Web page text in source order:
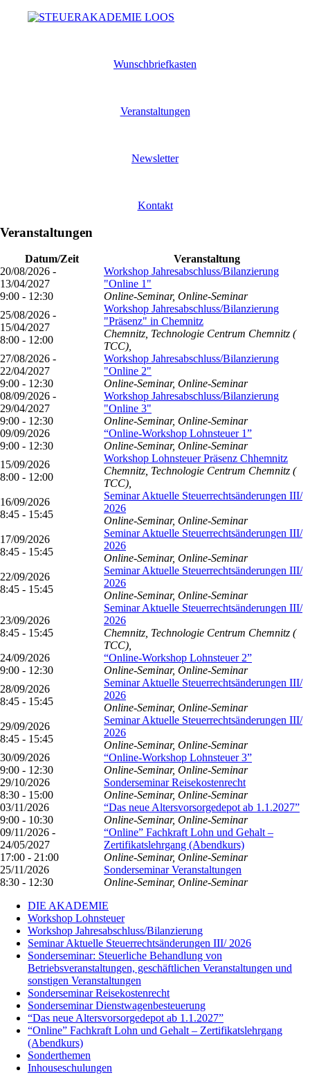
Wunschbriefkasten
Veranstaltungen
Newsletter
Kontakt
Veranstaltungen
Datum/Zeit
Veranstaltung
20/08/2026 -
13/04/2027
9:00 - 12:30
Workshop Jahresabschluss/Bilanzierung
"Online 1"
Online-Seminar, Online-Seminar
25/08/2026 -
15/04/2027
8:00 - 12:00
Workshop Jahresabschluss/Bilanzierung
"Präsenz" in Chemnitz
Chemnitz, Technologie Centrum Chemnitz (
TCC),
27/08/2026 -
22/04/2027
9:00 - 12:30
Workshop Jahresabschluss/Bilanzierung
"Online 2"
Online-Seminar, Online-Seminar
08/09/2026 -
29/04/2027
9:00 - 12:30
Workshop Jahresabschluss/Bilanzierung
"Online 3"
Online-Seminar, Online-Seminar
09/09/2026
9:00 - 12:30
“Online-Workshop Lohnsteuer 1”
Online-Seminar, Online-Seminar
15/09/2026
8:00 - 12:00
Workshop Lohnsteuer Präsenz Chhemnitz
Chemnitz, Technologie Centrum Chemnitz (
TCC),
16/09/2026
8:45 - 15:45
Seminar Aktuelle Steuerrechtsänderungen III/
2026
Online-Seminar, Online-Seminar
17/09/2026
8:45 - 15:45
Seminar Aktuelle Steuerrechtsänderungen III/
2026
Online-Seminar, Online-Seminar
22/09/2026
8:45 - 15:45
Seminar Aktuelle Steuerrechtsänderungen III/
2026
Online-Seminar, Online-Seminar
23/09/2026
8:45 - 15:45
Seminar Aktuelle Steuerrechtsänderungen III/
2026
Chemnitz, Technologie Centrum Chemnitz (
TCC),
24/09/2026
9:00 - 12:30
“Online-Workshop Lohnsteuer 2”
Online-Seminar, Online-Seminar
28/09/2026
8:45 - 15:45
Seminar Aktuelle Steuerrechtsänderungen III/
2026
Online-Seminar, Online-Seminar
29/09/2026
8:45 - 15:45
Seminar Aktuelle Steuerrechtsänderungen III/
2026
Online-Seminar, Online-Seminar
30/09/2026
9:00 - 12:30
“Online-Workshop Lohnsteuer 3”
Online-Seminar, Online-Seminar
29/10/2026
8:30 - 15:00
Sonderseminar Reisekostenrecht
Online-Seminar, Online-Seminar
03/11/2026
9:00 - 10:30
“Das neue Altersvorsorgedepot ab 1.1.2027”
Online-Seminar, Online-Seminar
09/11/2026 -
24/05/2027
17:00 - 21:00
“Online” Fachkraft Lohn und Gehalt –
Zertifikatslehrgang (Abendkurs)
Online-Seminar, Online-Seminar
25/11/2026
8:30 - 12:30
Sonderseminar Veranstaltungen
Online-Seminar, Online-Seminar
DIE AKADEMIE
Workshop Lohnsteuer
Workshop Jahresabschluss/Bilanzierung
Seminar Aktuelle Steuerrechtsänderungen III/ 2026
Sonderseminar: Steuerliche Behandlung von
Betriebsveranstaltungen, geschäftlichen Veranstaltungen und
sonstigen Veranstaltungen
Sonderseminar Reisekostenrecht
Sonderseminar Dienstwagenbesteuerung
“Das neue Altersvorsorgedepot ab 1.1.2027”
“Online” Fachkraft Lohn und Gehalt – Zertifikatslehrgang
(Abendkurs)
Sonderthemen
Inhouseschulungen